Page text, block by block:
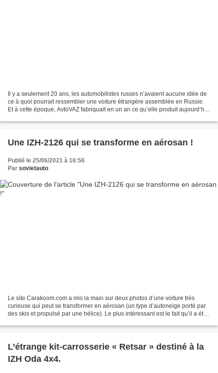
Il y a seulement 20 ans, les automobilistes russes n’avaient aucune idée de
ce à quoi pourrait ressembler une voiture étrangère assemblée en Russie.
Et à cette époque, AvtoVAZ fabriquait en un an ce qu’elle produit aujourd’hui
Une IZH-2126 qui se transforme en aérosan !
Publié le 25/06/2021 à 16:56
Par sovietauto
Le site Carakoom.com a mis la main sur deux photos d’une voiture très
curieuse qui peut se transformer en aérosan (un type d’autoneige porté par
des skis et propulsé par une hélice). Le plus intéressant est le fait qu’il a été
L’étrange kit-carrosserie « Retsar » destiné à la
IZH Oda 4x4.